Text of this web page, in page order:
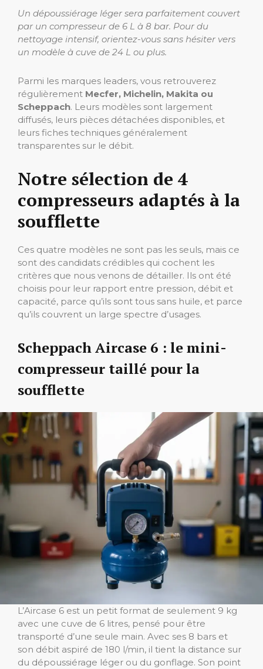
Un dépoussiérage léger sera parfaitement couvert
par un compresseur de 6 L à 8 bar. Pour du
nettoyage intensif, orientez-vous sans hésiter vers
un modèle à cuve de 24 L ou plus.
Parmi les marques leaders, vous retrouverez
régulièrement Mecfer, Michelin, Makita ou
Scheppach. Leurs modèles sont largement
diffusés, leurs pièces détachées disponibles, et
leurs fiches techniques généralement
transparentes sur le débit.
Notre sélection de 4
compresseurs adaptés à la
soufflette
Ces quatre modèles ne sont pas les seuls, mais ce
sont des candidats crédibles qui cochent les
critères que nous venons de détailler. Ils ont été
choisis pour leur rapport entre pression, débit et
capacité, parce qu’ils sont tous sans huile, et parce
qu’ils couvrent un large spectre d’usages.
Scheppach Aircase 6 : le mini-
compresseur taillé pour la
soufflette
L’Aircase 6 est un petit format de seulement 9 kg
avec une cuve de 6 litres, pensé pour être
transporté d’une seule main. Avec ses 8 bars et
son débit aspiré de 180 l/min, il tient la distance sur
du dépoussiérage léger ou du gonflage. Son point